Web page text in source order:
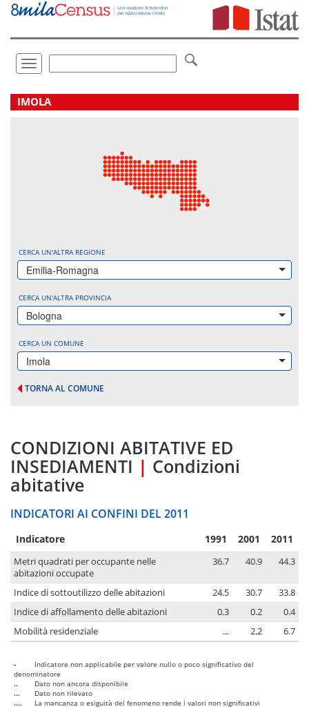
Vai
direttamente
Toggle
navigation
.
IMOLA
CERCA UN'ALTRA REGIONE
Emilia-Romagna
CERCA UN'ALTRA PROVINCIA
Bologna
CERCA UN COMUNE
Imola
TORNA AL COMUNE
CONDIZIONI ABITATIVE ED
INSEDIAMENTI | Condizioni
abitative
INDICATORI AI CONFINI DEL 2011
Indicatore 1991 2001 2011
Metri quadrati per occupante nelle
abitazioni occupate
36.7 40.9 44.3
Indice di sottoutilizzo delle abitazioni 24.5 30.7
33.8
Indice di affollamento delle abitazioni
0.3 0.2
0.4
Mobilità residenziale
... 2.2 6.7
-
Indicatore non applicabile per valore nullo o poco significativo del
denominatore
..
Dato non ancora disponibile
...
Dato non rilevato
....
La mancanza o esiguità del fenomeno rende i valori non significativi